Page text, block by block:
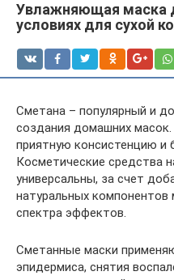
Увлажняющая маска
условиях для сухой
Сметана – популярный и
создания домашних масок.
приятную консистенцию и
Косметические средства
универсальны, за счет
натуральных
спектра эффектов.
Сметанные маски
эпидермиса, снятия